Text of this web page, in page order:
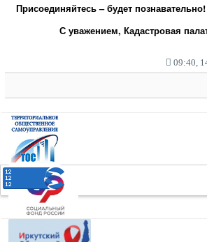
Присоединяйтесь – будет познавательно!
С уважением, Кадастровая
09:40,